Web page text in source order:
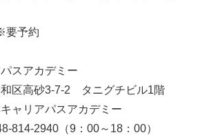
予約
スアカデミー
高砂3-7-2 タニグチビル1階
ャリアパスアカデミー
（9：00～18：00）